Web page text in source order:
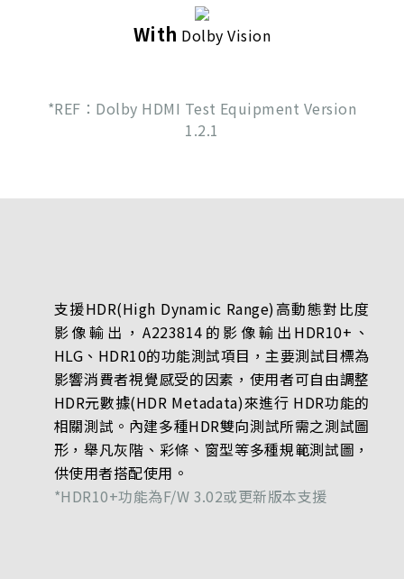
With Dolby Vision
*REF：Dolby HDMI Test Equipment Version
1.2.1
支援HDR(High Dynamic Range)高動態對比度
影像輸出，A223814的影像輸出HDR10+、
HLG、HDR10的功能測試項目，主要測試目標為
影響消費者視覺感受的因素，使用者可自由調整
HDR元數據(HDR Metadata)來進行 HDR功能的
相關測試。內建多種HDR雙向測試所需之測試圖
形，舉凡灰階、彩條、窗型等多種規範測試圖，
供使用者搭配使用。
*HDR10+功能為F/W 3.02或更新版本支援